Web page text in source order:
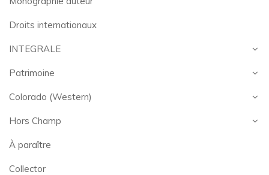
Droits internationaux
INTEGRALE
Patrimoine
Colorado (Western)
Hors Champ
À paraître
Collector